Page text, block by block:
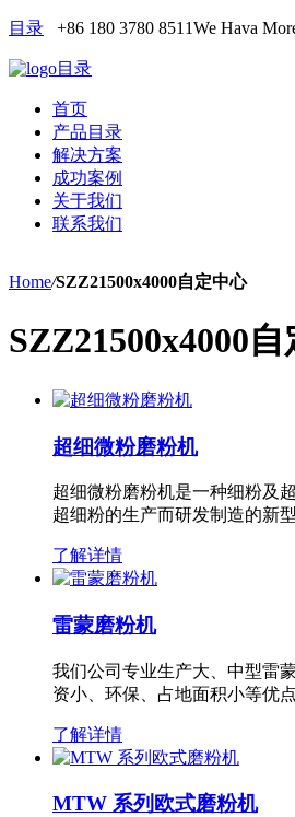
目录 +86 180 3780 8511We Hava
目录
首页
产品目录
解决方案
成功案例
关于我们
联系我们
Home/SZZ21500x4000自定中心
SZZ21500x4000
超细微粉磨粉机
超细微粉磨粉机是一种细粉及
超细粉的生产而研发制造的新
了解详情
雷蒙磨粉机
我们公司专业生产大、中型雷
资小、环保、占地面积小等优
了解详情
MTW 系列欧式磨粉机